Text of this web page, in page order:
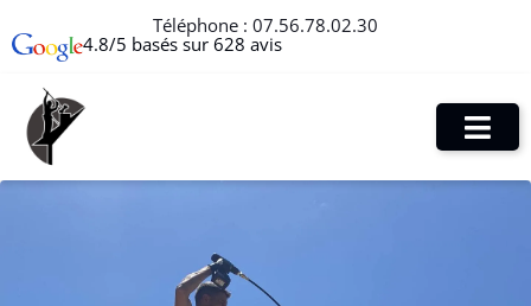
Téléphone : 07.56.78.02.30
4.8/5 basés sur 628 avis